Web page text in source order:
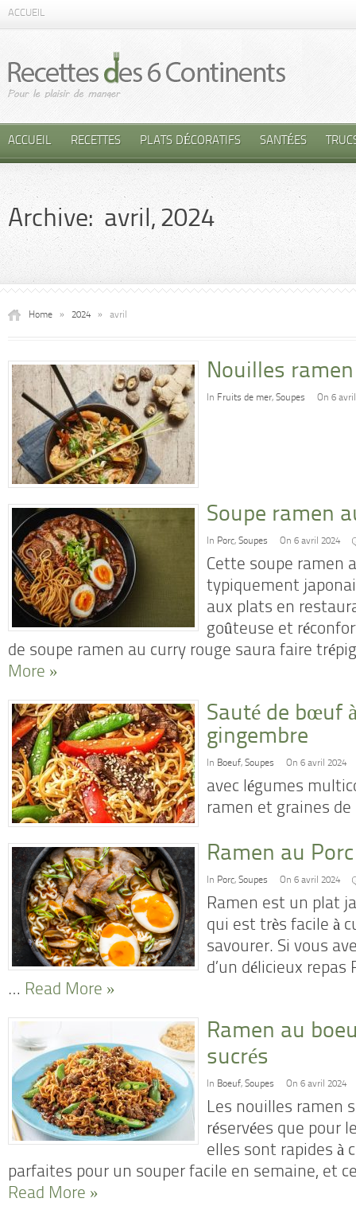
ACCUEIL
ACCUEIL RECETTES PLATS DÉCORATIFS SANTÉES
Archive: avril, 2024
Home » 2024 » avril
Nouilles
In Fruits de mer, Soupes On 6
Soupe ramen
In Porc, Soupes On 6 avril 2024
Cette soupe ramen
typiquement
aux plats en
goûteuse et
de soupe ramen au curry rouge saura faire
More »
Sauté de bœuf
gingembre
In Boeuf, Soupes On 6 avril 2024
avec légumes
ramen et graines de
Ramen au Porc
In Porc, Soupes On 6 avril 2024
Ramen est un plat
qui est très facile à
savourer. Si vous
d’un délicieux repas
… Read More »
Ramen au
sucrés
In Boeuf, Soupes On 6 avril 2024
Les nouilles ramen
réservées que pour
elles sont rapides à
parfaites pour un souper facile en semaine, et
Read More »